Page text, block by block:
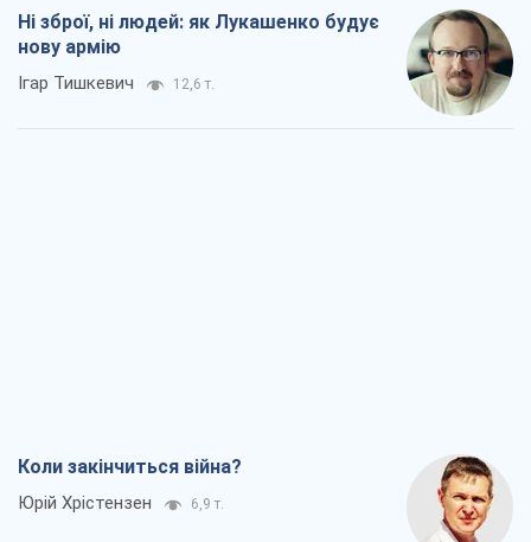
Ні зброї, ні людей: як Лукашенко будує
нову армію
Ігар Тишкевич 12,6 т.
Коли закінчиться війна?
Юрій Хрістензен 6,9 т.